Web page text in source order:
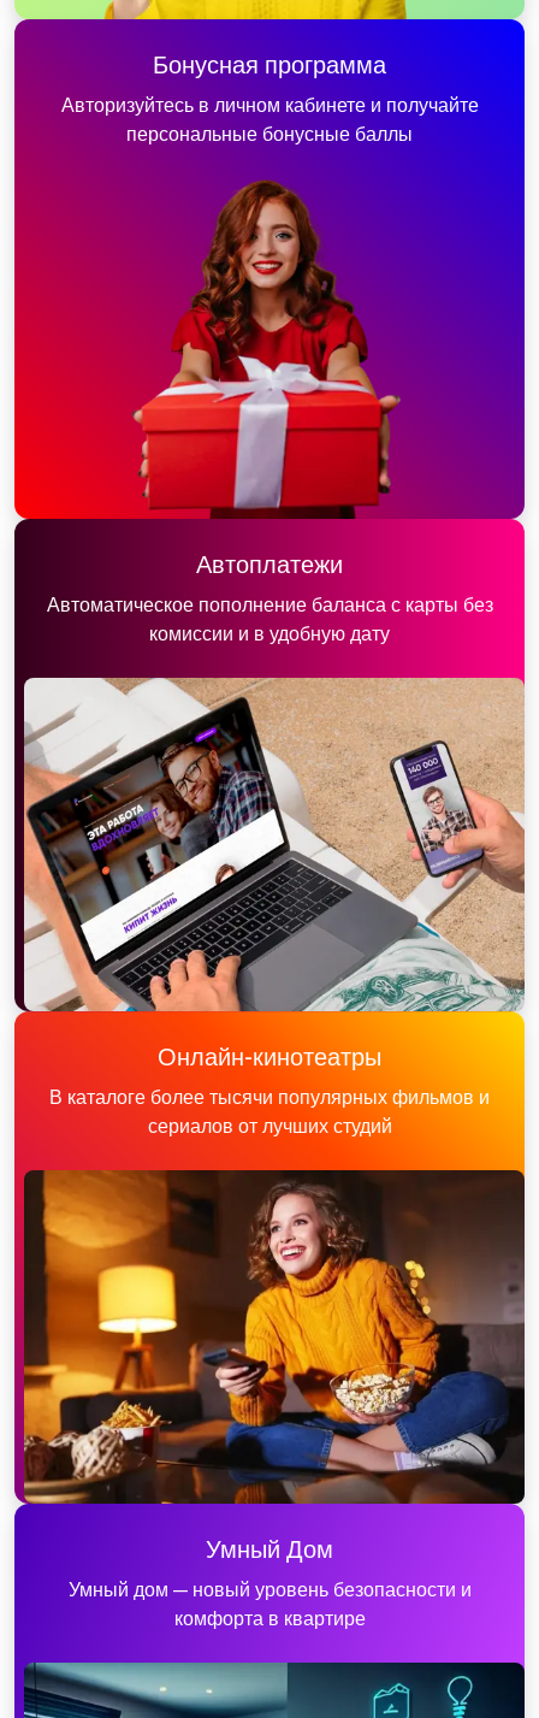
Бонусная программа
Авторизуйтесь в личном кабинете и получайте
персональные бонусные баллы
Автоплатежи
Автоматическое пополнение баланса с карты без
комиссии и в удобную дату
Онлайн-кинотеатры
В каталоге более тысячи популярных фильмов и
сериалов от лучших студий
Умный Дом
Умный дом — новый уровень безопасности и
комфорта в квартире